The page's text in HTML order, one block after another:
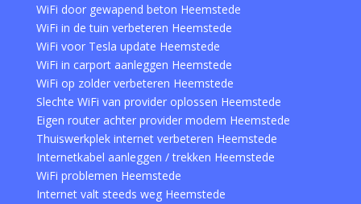
WiFi door gewapend beton Heemstede
WiFi in de tuin verbeteren Heemstede
WiFi voor Tesla update Heemstede
WiFi in carport aanleggen Heemstede
WiFi op zolder verbeteren Heemstede
Slechte WiFi van provider oplossen Heemstede
Eigen router achter provider modem Heemstede
Thuiswerkplek internet verbeteren Heemstede
Internetkabel aanleggen / trekken Heemstede
WiFi problemen Heemstede
Internet valt steeds weg Heemstede